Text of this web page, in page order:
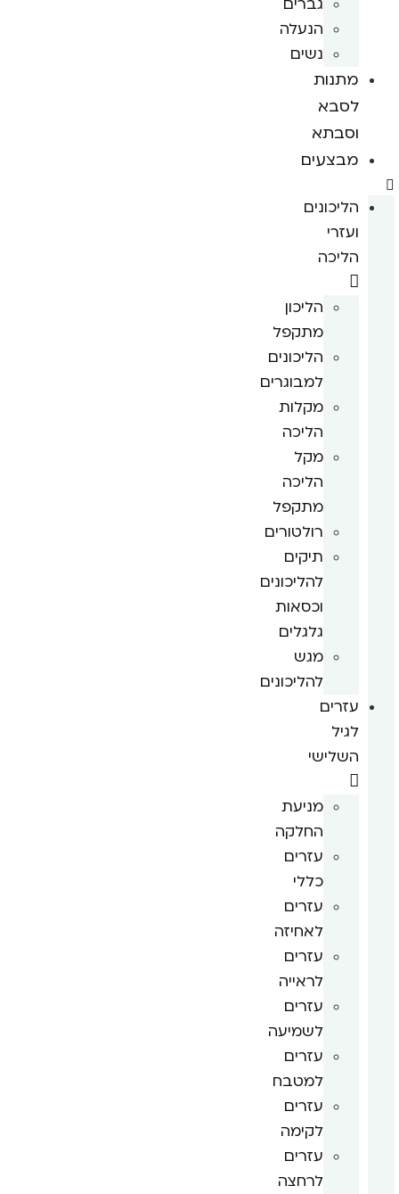
הנעלה
נשים
מתנות
לסבא
וסבתא
מבצעים
הליכונים
ועזרי
הליכה
הליכון
מתקפל
הליכונים
למבוגרים
מקלות
הליכה
מקל
הליכה
מתקפל
רולטורים
תיקים
להליכונים
וכסאות
גלגלים
מגש
להליכונים
עזרים
לגיל
השלישי
מניעת
החלקה
עזרים
כללי
עזרים
לאחיזה
עזרים
לראייה
עזרים
לשמיעה
עזרים
למטבח
עזרים
לקימה
עזרים
לרחצה